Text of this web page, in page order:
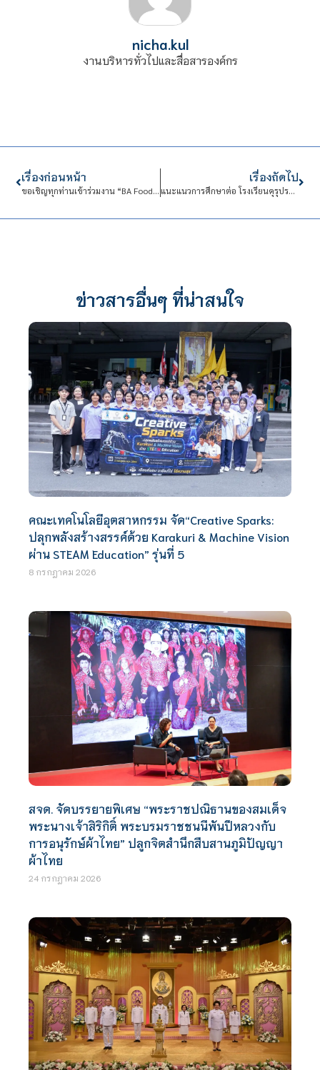
nicha.kul
งานบริหารทั่วไปและสื่อสารองค์กร
เรื่องก่อนหน้า
ขอเชิญทุกท่านเข้าร่วมงาน “BA Food Fair” ของนักศึกษา สาขาการจัดการธุรกิจอาหาร คณะบริหารธุรกิจ
เรื่องถัดไป
แนะแนวการศึกษาต่อ โรงเรียนคุรุประชาสรรค์ จ.ชัยนาท
ข่าวสารอื่นๆ ที่น่าสนใจ
คณะเทคโนโลยีอุตสาหกรรม จัด“Creative Sparks:
ปลุกพลังสร้างสรรค์ด้วย Karakuri & Machine Vision
ผ่าน STEAM Education” รุ่นที่ 5
8 กรกฎาคม 2026
สจด. จัดบรรยายพิเศษ “พระราชปณิธานของสมเด็จ
พระนางเจ้าสิริกิติ์ พระบรมราชชนนีพันปีหลวงกับ
การอนุรักษ์ผ้าไทย” ปลูกจิตสำนึกสืบสานภูมิปัญญา
ผ้าไทย
24 กรกฎาคม 2026